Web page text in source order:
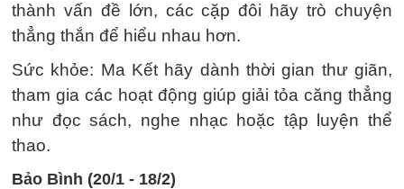
thành vấn đề lớn, các cặp đôi hãy trò chuyện
thẳng thắn để hiểu nhau hơn.
Sức khỏe: Ma Kết hãy dành thời gian thư giãn,
tham gia các hoạt động giúp giải tỏa căng thẳng
như đọc sách, nghe nhạc hoặc tập luyện thể
thao.
Bảo Bình (20/1 - 18/2)